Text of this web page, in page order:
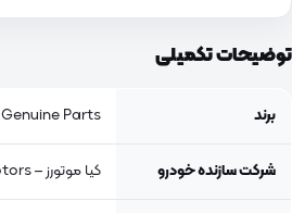
توضیحات تکمیلی
برند Genuine Parts, اصلی جنیون پارت
شرکت سازنده خودرو کیا موتورز – Kia Motors